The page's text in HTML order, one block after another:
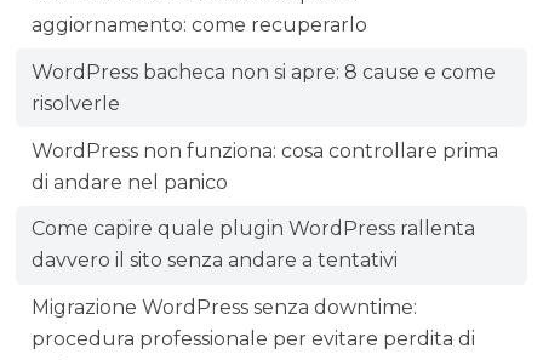
aggiornamento: come recuperarlo
WordPress bacheca non si apre: 8 cause e come
risolverle
WordPress non funziona: cosa controllare prima
di andare nel panico
Come capire quale plugin WordPress rallenta
davvero il sito senza andare a tentativi
Migrazione WordPress senza downtime:
procedura professionale per evitare perdita di